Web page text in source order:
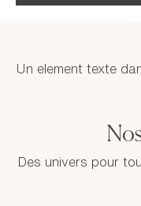
Un element texte
Des univers pour